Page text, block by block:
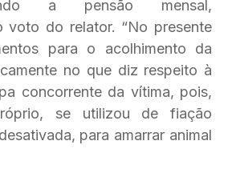
a pensão mensal,
voto do relator. “No presente
para o acolhimento da
no que diz respeito à
concorrente da vítima, pois,
se utilizou de fiação
para amarrar animal